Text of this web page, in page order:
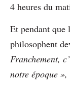
4 heures du
Et pendant que
philosophent
Franchement,
notre époque »,